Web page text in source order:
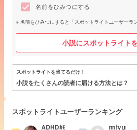
名前をひみつにする
名前をひみつにすると「スポットライトユーザーラ
小説にスポットライト
スポットライトを当てるだけ！
小説をたくさんの読者に届ける方法とは？
スポットライトユーザーランキング
ADHDｶﾓ 𝕞𝕚𝕪𝕦